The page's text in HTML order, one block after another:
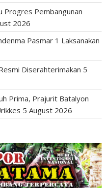
Progres Pembangunan
2026
Pasmar 1 Laksanakan
Diserahterimakan 5
Prima, Prajurit Batalyon
5 August 2026